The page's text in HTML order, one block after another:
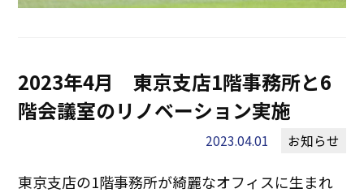
2023年4月 東京支店1階事務所と6
階会議室のリノベーション実施
2023.04.01 お知らせ
東京支店の1階事務所が綺麗なオフィスに生まれ